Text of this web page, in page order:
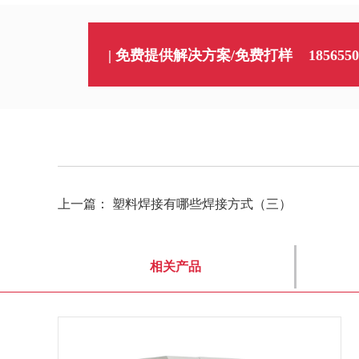
| 免费提供解决方案/免费打样
上一篇： 塑料焊接有哪些焊接方式（三）
相关产品